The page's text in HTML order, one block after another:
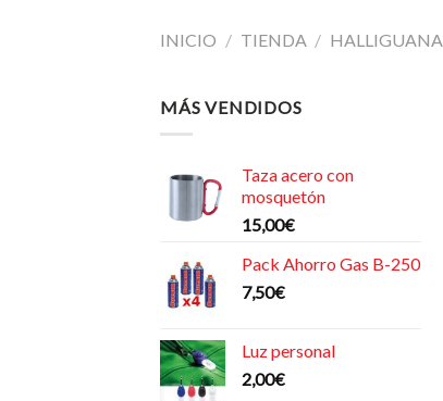
INICIO / TIENDA / HALLIGUANA
MÁS VENDIDOS
Taza acero con
mosquetón
15,00€
Pack Ahorro Gas B-250
7,50€
Luz personal
2,00€